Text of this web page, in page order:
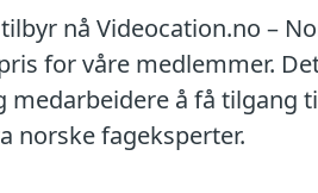
nå Videocation.no –
for våre medlemmer.
å få tilgang
norske fageksperter.